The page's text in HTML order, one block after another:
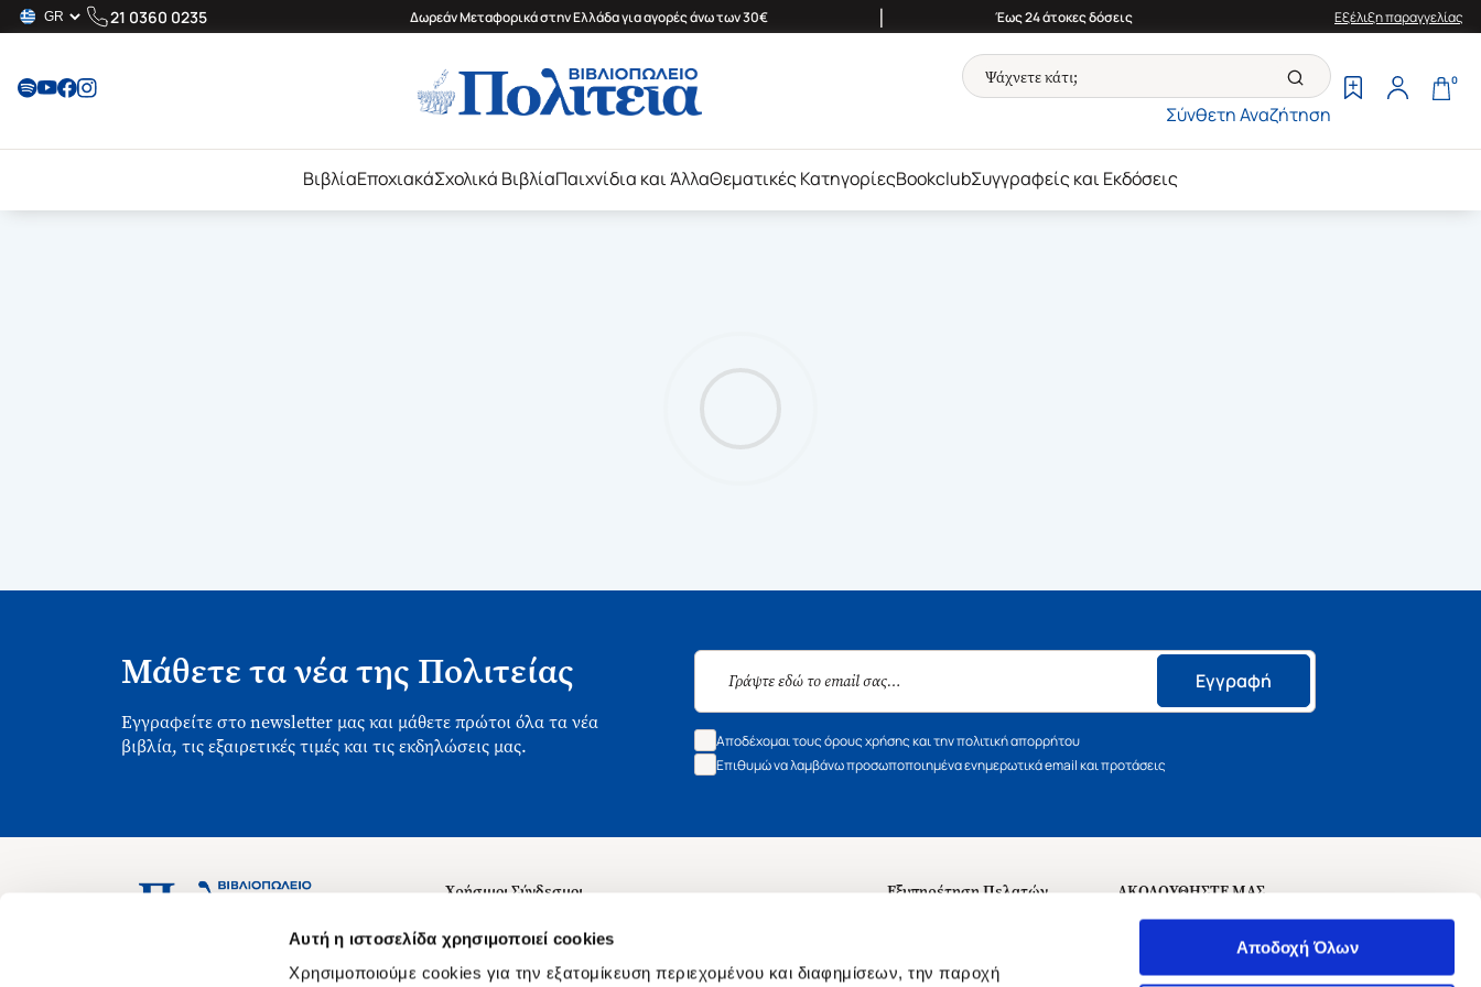
Αυτή η ιστοσελίδα χρησιμοποιεί cookies
Χρησιμοποιούμε cookies για την εξατομίκευση περιεχομένου και διαφημίσεων, την παροχή
Αποδοχή Όλων
21 0360 0235 Δωρεάν Μεταφορικά στην Ελλάδα για αγορές άνω των 30€ | Έως 24 άτοκες δόσεις Εξέλιξη παραγγελίας
Σύνθετη Αναζήτηση
0
ΒιβλίαΕποχιακάΣχολικά ΒιβλίαΠαιχνίδια και ΆλλαΘεματικές ΚατηγορίεςBookclubΣυγγραφείς και Εκδόσεις
Μάθετε τα νέα της Πολιτείας
Εγγραφείτε στο newsletter μας και μάθετε πρώτοι όλα τα νέα
βιβλία, τις εξαιρετικές τιμές και τις εκδηλώσεις μας.
Εγγραφή
Αποδέχομαι τους όρους χρήσης και την πολιτική απορρήτου
Επιθυμώ να λαμβάνω προσωποποιημένα ενημερωτικά email και προτάσεις
Ασκληπιού 1-3, Αθήνα 106 79
Χρήσιμοι Σύνδεσμοι
Σχετικά με εμάς
Θέσεις Εργασίας
Εξυπηρέτηση Πελατών
ΑΚΟΛΟΥΘΗΣΤΕ ΜΑΣ